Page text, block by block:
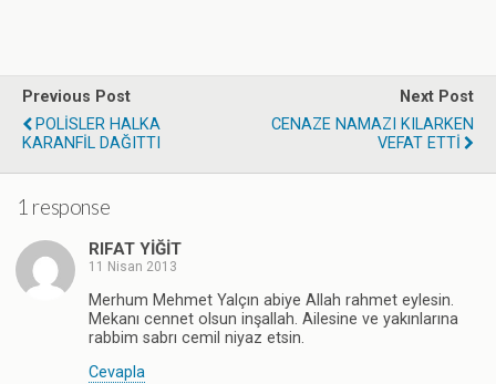
Previous Post
POLİSLER HALKA
KARANFİL DAĞITTI
Next Post
CENAZE NAMAZI KILARKEN
VEFAT ETTİ
1 response
RIFAT YİĞİT
11 Nisan 2013
Merhum Mehmet Yalçın abiye Allah rahmet eylesin.
Mekanı cennet olsun inşallah. Ailesine ve yakınlarına
rabbim sabrı cemil niyaz etsin.
Cevapla